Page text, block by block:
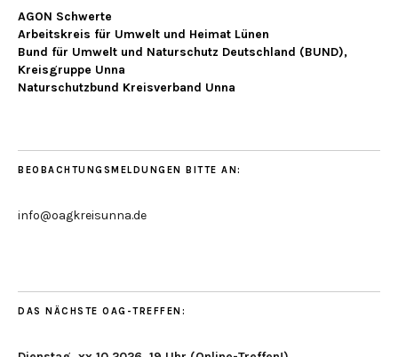
AGON Schwerte
Arbeitskreis für Umwelt und Heimat Lünen
Bund für Umwelt und Naturschutz Deutschland (BUND),
Kreisgruppe Unna
Naturschutzbund Kreisverband Unna
BEOBACHTUNGSMELDUNGEN BITTE AN:
info@oagkreisunna.de
DAS NÄCHSTE OAG-TREFFEN: